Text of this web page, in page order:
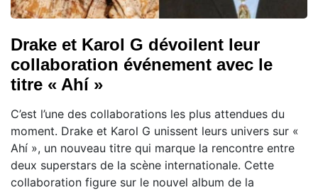
Drake et Karol G dévoilent leur
collaboration événement avec le
titre « Ahí »
C’est l’une des collaborations les plus attendues du
moment. Drake et Karol G unissent leurs univers sur «
Ahí », un nouveau titre qui marque la rencontre entre
deux superstars de la scène internationale. Cette
collaboration figure sur le nouvel album de la